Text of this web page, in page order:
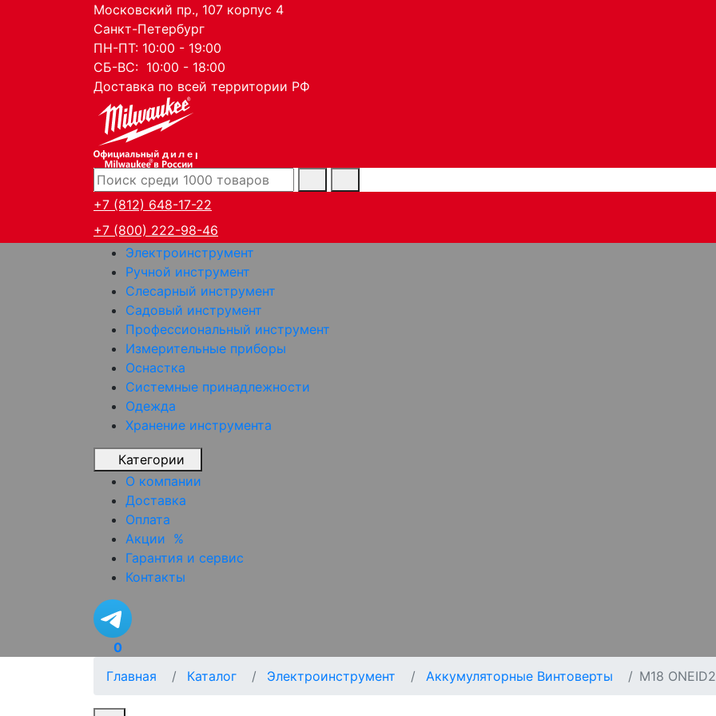
Московский пр., 107 корпус 4
Санкт-Петербург
ПН-ПТ: 10:00 - 19:00
СБ-ВС: 10:00 - 18:00
Доставка по всей территории РФ
дилер
+7 (812) 648-17-22
+7 (800) 222-98-46
Электроинструмент
Ручной инструмент
Слесарный инструмент
Садовый инструмент
Профессиональный инструмент
Измерительные приборы
Оснастка
Системные принадлежности
Одежда
Хранение инструмента
Категории
О компании
Доставка
Оплата
Акции %
Гарантия и сервис
Контакты
0
Главная
Каталог Электроинструмент Аккумуляторные Винтоверты M18